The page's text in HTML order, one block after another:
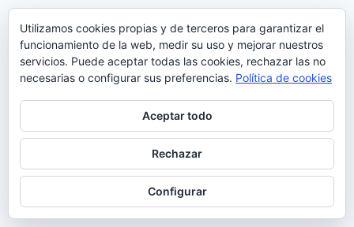
© 2026 Manquepierda - Tema para WordPress
porKadence WP
Utilizamos cookies propias y de terceros para garantizar el
funcionamiento de la web, medir su uso y mejorar nuestros
servicios. Puede aceptar todas las cookies, rechazar las no
necesarias o configurar sus preferencias. Política de cookies
Aceptar todo
Rechazar
Configurar